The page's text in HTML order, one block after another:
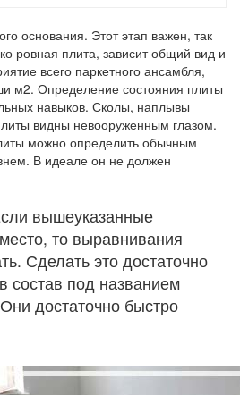
основания. Этот этап важен, так
ровная плита, зависит общий вид и
всего паркетного ансамбля,
м2. Определение состояния плиты
навыков. Сколы, наплывы
видны невооруженным глазом.
можно определить обычным
В идеале он не должен
вышеуказанные
то выравнивания
Сделать это достаточно
состав под названием
достаточно быстро